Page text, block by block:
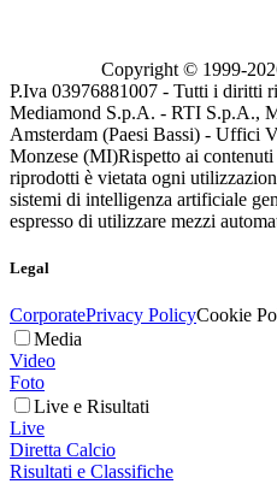
Copyright © 1999-
P.Iva 03976881007 - Tutti i diritti
Mediamond S.p.A. - RTI S.p.A.,
Amsterdam (Paesi Bassi) - Uffici
Monzese (MI)Rispetto ai
riprodotti è vietata ogni
sistemi di intelligenza artificiale
espresso di utilizzare mezzi
Legal
CorporatePrivacy PolicyCookie
Media
Video
Foto
Live e Risultati
Live
Diretta Calcio
Risultati e Classifiche